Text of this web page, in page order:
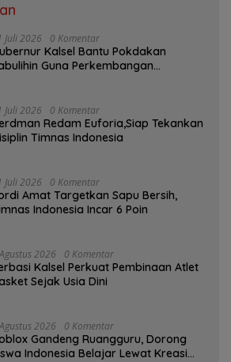
Juli 2026 0 Komentar
Kalsel Bantu Pokdakan
Guna Perkembangan
Juli 2026 0 Komentar
Redam Euforia,Siap Tekankan
Timnas Indonesia
Juli 2026 0 Komentar
Amat Targetkan Sapu Bersih,
Indonesia Incar 6 Poin
2026 0 Komentar
Kalsel Perkuat Pembinaan Atlet
Sejak Usia Dini
2026 0 Komentar
Gandeng Ruangguru, Dorong
Indonesia Belajar Lewat Kreasi